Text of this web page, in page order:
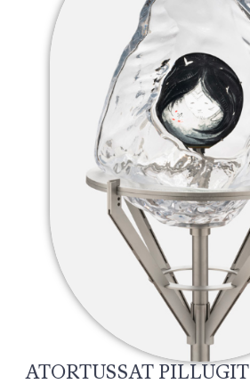
ATORTUSSAT PILLUGIT